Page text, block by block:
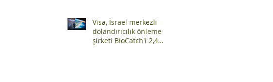
Visa, İsrael merkezli
dolandırıcılık önleme
şirketi BioCatch'i 2,4